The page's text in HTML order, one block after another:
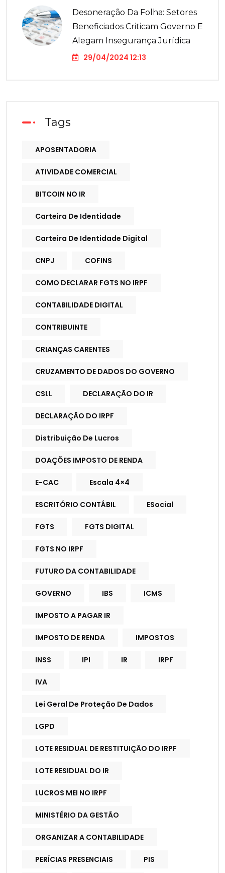
Desoneração Da Folha: Setores
Beneficiados Criticam Governo E
Alegam Insegurança Jurídica
29/04/2024 12:13
Tags
APOSENTADORIA
ATIVIDADE COMERCIAL
BITCOIN NO IR
Carteira De Identidade
Carteira De Identidade Digital
CNPJ COFINS
COMO DECLARAR FGTS NO IRPF
CONTABILIDADE DIGITAL
CONTRIBUINTE
CRIANÇAS CARENTES
CRUZAMENTO DE DADOS DO GOVERNO
CSLL DECLARAÇÃO DO IR
DECLARAÇÃO DO IRPF
Distribuição De Lucros
DOAÇÕES IMPOSTO DE RENDA
E-CAC Escala 4×4
ESCRITÓRIO CONTÁBIL ESocial
FGTS FGTS DIGITAL
FGTS NO IRPF
FUTURO DA CONTABILIDADE
GOVERNO IBS ICMS
IMPOSTO A PAGAR IR
IMPOSTO DE RENDA IMPOSTOS
INSS IPI IR IRPF
IVA
Lei Geral De Proteção De Dados
LGPD
LOTE RESIDUAL DE RESTITUIÇÃO DO IRPF
LOTE RESIDUAL DO IR
LUCROS MEI NO IRPF
MINISTÉRIO DA GESTÃO
ORGANIZAR A CONTABILIDADE
PERÍCIAS PRESENCIAIS PIS